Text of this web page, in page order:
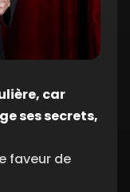
14:03 min
12:38
min
car
ses secrets,
faveur de